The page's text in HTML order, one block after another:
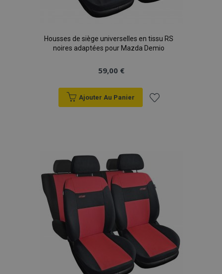
Housses de siège universelles en tissu RS
noires adaptées pour Mazda Demio
59,00 €
Ajouter Au Panier
d'achats